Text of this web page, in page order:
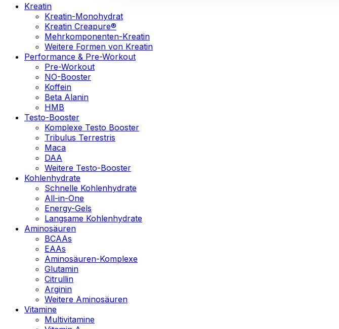
Kreatin
Kreatin-Monohydrat
Kreatin Creapure®
Mehrkomponenten-Kreatin
Weitere Formen von Kreatin
Performance & Pre-Workout
Pre-Workout
NO-Booster
Koffein
Beta Alanin
HMB
Testo-Booster
Komplexe Testo Booster
Tribulus Terrestris
Maca
DAA
Weitere Testo-Booster
Kohlenhydrate
Schnelle Kohlenhydrate
All-in-One
Energy-Gels
Langsame Kohlenhydrate
Aminosäuren
BCAAs
EAAs
Aminosäuren-Komplexe
Glutamin
Citrullin
Arginin
Weitere Aminosäuren
Vitamine
Multivitamine